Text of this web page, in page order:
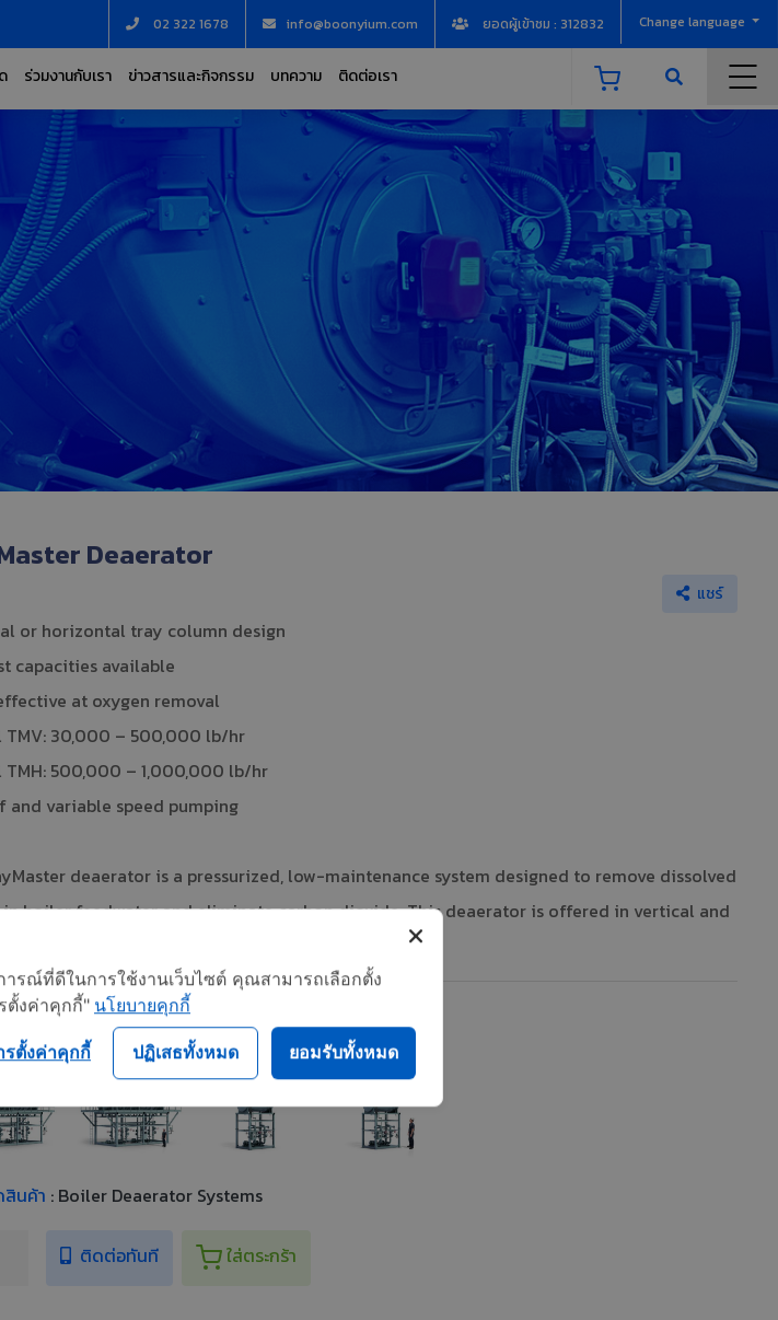
02 322 1678 info@boonyium.com ยอดผู้เข้าชม : 312832 Change language
ร่วมงานกับเรา ข่าวสารและกิจกรรม บทความ ติดต่อเรา
Deaerator
แชร์
or horizontal tray column design
capacities available
at oxygen removal
TMV: 30,000 – 500,000 lb/hr
TMH: 500,000 – 1,000,000 lb/hr
and variable speed pumping
deaerator is a pressurized, low-maintenance system designed to remove dissolved
boiler feedwater and eliminate carbon dioxide. This deaerator is offered in vertical and
มเติม
นค้า : Boiler Deaerator Systems
ติดต่อทันที ใส่ตระกร้า
รณ์ที่ดีในการใช้งานเว็บไซต์ คุณสามารถเลือกตั้ง
ตั้งค่าคุกกี้" นโยบายคุกกี้
ปฏิเสธทั้งหมด ยอมรับทั้งหมด
รตั้งค่าคุกกี้